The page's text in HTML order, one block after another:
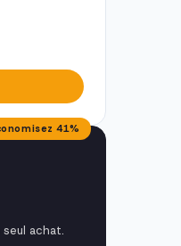
41%
achat.